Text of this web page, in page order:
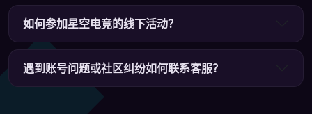
如何参加星空电竞的线下活动？
遇到账号问题或社区纠纷如何联系客服？